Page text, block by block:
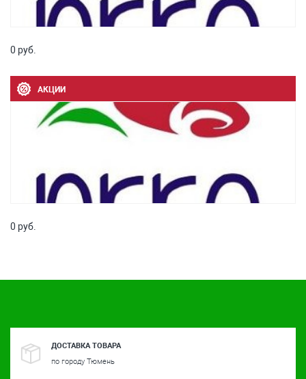
0 руб.
АКЦИИ
0 руб.
ДОСТАВКА ТОВАРА
по городу Тюмень